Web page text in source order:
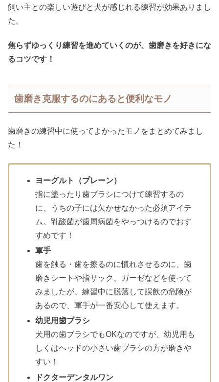
飼い主との楽しい遊びと犬が感じれる練習が効果ありまし
た。
焦らずゆっくり練習を進めていくのが、歯磨きを好きにな
るコツです！
歯磨き克服するのにあると便利なモノ
歯磨きの練習中に使ってよかったモノをまとめてみまし
た！
ヨーグルト（プレーン）
指に塗ったり歯ブラシにつけて練習するの
に、うちの子には欠かせなかった必須アイテ
ム。乳酸菌が歯周病菌をやっつけるのでおす
すめです！
軍手
歯を触る・歯を擦るのに慣れさせるのに、歯
磨きシートや指サック、ガーゼなどを使って
みましたが、練習中に脱落して誤飲の危険が
あるので、軍手が一番安心して使えます。
幼児用歯ブラシ
犬用の歯ブラシでもOKなのですが、幼児用も
しくはヘッドの小さい歯ブラシの方が磨きや
すい！
ドクターデンタルワン